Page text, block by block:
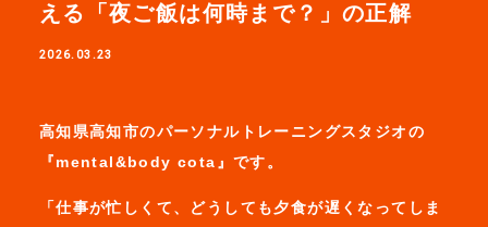
える「夜ご飯は何時まで？」の正解
2026.03.23
高知県高知市のパーソナルトレーニングスタジオの
『mental&body cota』です。
「仕事が忙しくて、どうしても夕食が遅くなってしま